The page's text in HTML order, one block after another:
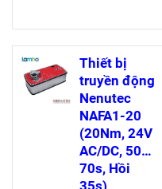
Công nghiệp
nhẹ. Bộ truyền
động giảm
chấn chất
lượng cao
NENUTEC được
thiết kế để sử
dụng với van
bướm, van điều
Thiết bị
truyền động
Nenutec
NAFA1-20
(20Nm, 24V
AC/DC, 50…
70s, Hồi
35s)